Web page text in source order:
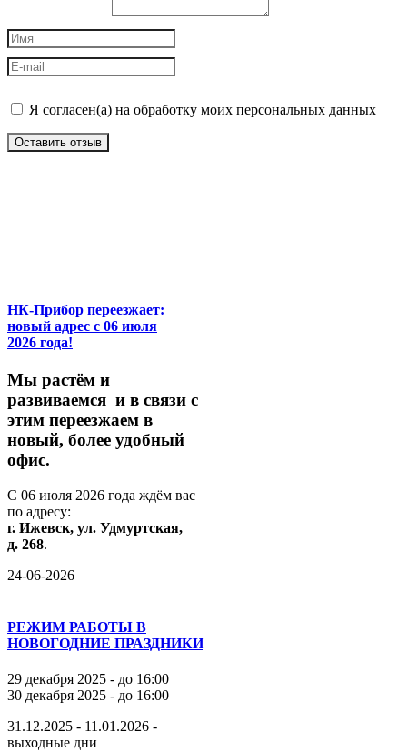
Я согласен(а) на обработку моих персональных данных
Оставить отзыв
НК-Прибор переезжает:
новый адрес с 06 июля
2026 года!
Мы растём и
развиваемся и в связи с
этим переезжаем в
новый, более удобный
офис.
С 06 июля 2026 года ждём вас
по адресу:
г. Ижевск, ул. Удмуртская,
д. 268.
24-06-2026
РЕЖИМ РАБОТЫ В
НОВОГОДНИЕ ПРАЗДНИКИ
29 декабря 2025 - до 16:00
30 декабря 2025 - до 16:00
31.12.2025 - 11.01.2026 -
выходные дни